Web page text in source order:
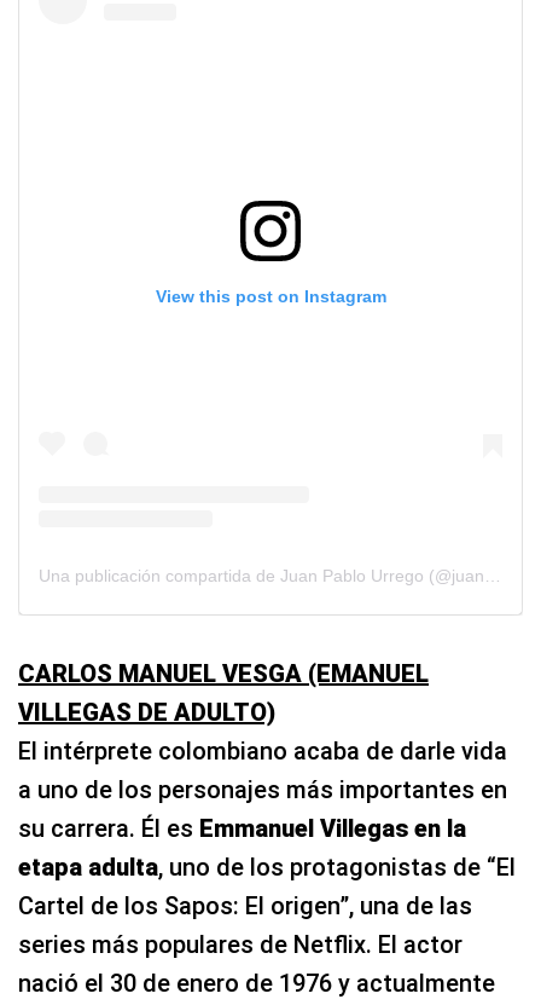
View this post on Instagram
CARLOS MANUEL VESGA (EMANUEL
VILLEGAS DE ADULTO)
El intérprete colombiano acaba de darle vida
a uno de los personajes más importantes en
su carrera. Él es Emmanuel Villegas en la
etapa adulta, uno de los protagonistas de “El
Cartel de los Sapos: El origen”, una de las
series más populares de Netflix. El actor
nació el 30 de enero de 1976 y actualmente